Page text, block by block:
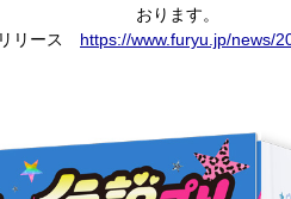
おります。
リース https://www.furyu.jp/news/